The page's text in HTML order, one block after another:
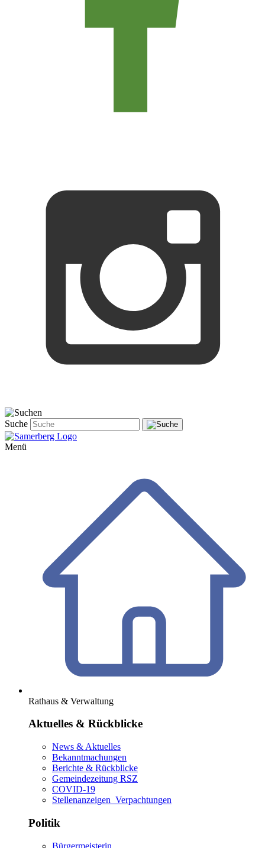
Suche
Menü
Rathaus & Verwaltung
Aktuelles & Rückblicke
News & Aktuelles
Bekanntmachungen
Berichte & Rückblicke
Gemeindezeitung RSZ
COVID-19
Stellenanzeigen_Verpachtungen
Politik
Bürgermeisterin